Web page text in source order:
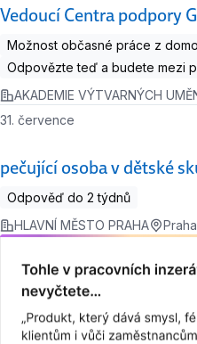
Vedoucí Centra podpory
Možnost občasné práce z
Odpovězte teď a budete mezi
AKADEMIE VÝTVARNÝCH
pečující osoba v dětské
31. července
Odpověď do 2 týdnů
HLAVNÍ MĚSTO PRAHA
Praha